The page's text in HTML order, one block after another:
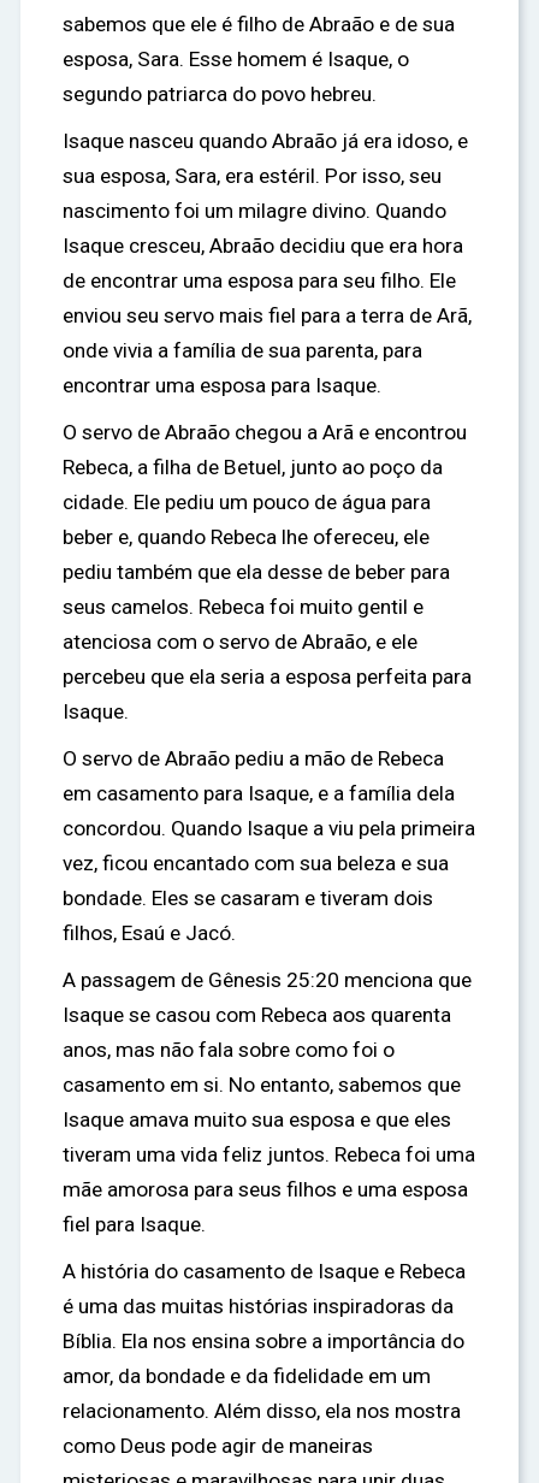
sabemos que ele é filho de Abraão e de sua
esposa, Sara. Esse homem é Isaque, o
segundo patriarca do povo hebreu.
Isaque nasceu quando Abraão já era idoso, e
sua esposa, Sara, era estéril. Por isso, seu
nascimento foi um milagre divino. Quando
Isaque cresceu, Abraão decidiu que era hora
de encontrar uma esposa para seu filho. Ele
enviou seu servo mais fiel para a terra de Arã,
onde vivia a família de sua parenta, para
encontrar uma esposa para Isaque.
O servo de Abraão chegou a Arã e encontrou
Rebeca, a filha de Betuel, junto ao poço da
cidade. Ele pediu um pouco de água para
beber e, quando Rebeca lhe ofereceu, ele
pediu também que ela desse de beber para
seus camelos. Rebeca foi muito gentil e
atenciosa com o servo de Abraão, e ele
percebeu que ela seria a esposa perfeita para
Isaque.
O servo de Abraão pediu a mão de Rebeca
em casamento para Isaque, e a família dela
concordou. Quando Isaque a viu pela primeira
vez, ficou encantado com sua beleza e sua
bondade. Eles se casaram e tiveram dois
filhos, Esaú e Jacó.
A passagem de Gênesis 25:20 menciona que
Isaque se casou com Rebeca aos quarenta
anos, mas não fala sobre como foi o
casamento em si. No entanto, sabemos que
Isaque amava muito sua esposa e que eles
tiveram uma vida feliz juntos. Rebeca foi uma
mãe amorosa para seus filhos e uma esposa
fiel para Isaque.
A história do casamento de Isaque e Rebeca
é uma das muitas histórias inspiradoras da
Bíblia. Ela nos ensina sobre a importância do
amor, da bondade e da fidelidade em um
relacionamento. Além disso, ela nos mostra
como Deus pode agir de maneiras